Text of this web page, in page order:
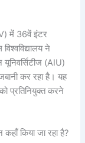
में 36वें इंटर
ने
(AIU)
कर रहा है। यह
प्रतिनियुक्त करने
किया जा रहा है?